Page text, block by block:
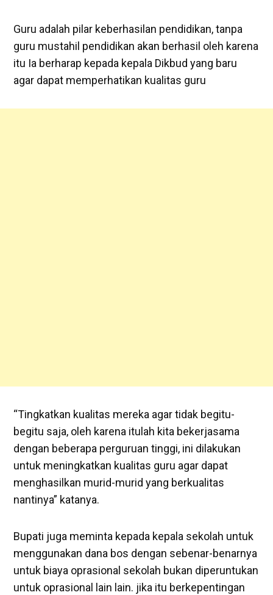
Guru adalah pilar keberhasilan pendidikan, tanpa
guru mustahil pendidikan akan berhasil oleh karena
itu Ia berharap kepada kepala Dikbud yang baru
agar dapat memperhatikan kualitas guru
“Tingkatkan kualitas mereka agar tidak begitu-
begitu saja, oleh karena itulah kita bekerjasama
dengan beberapa perguruan tinggi, ini dilakukan
untuk meningkatkan kualitas guru agar dapat
menghasilkan murid-murid yang berkualitas
nantinya” katanya.
Bupati juga meminta kepada kepala sekolah untuk
menggunakan dana bos dengan sebenar-benarnya
untuk biaya oprasional sekolah bukan diperuntukan
untuk oprasional lain lain. jika itu berkepentingan